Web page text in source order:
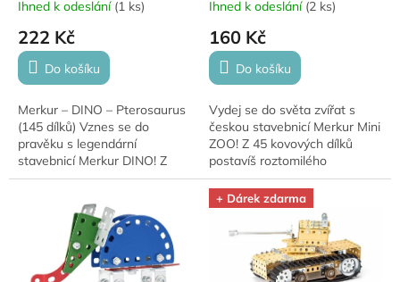
Ihned k odeslání (1 ks)
222 Kč
Do košíku
Merkur – DINO – Pterosaurus
(145 dílků) Vznes se do
pravěku s legendární
stavebnicí Merkur DINO! Z
145 kovových dílků postavíš
Ihned k odeslání (2 ks)
160 Kč
Do košíku
Vydej se do světa zvířat s
českou stavebnicí Merkur Mini
ZOO! Z 45 kovových dílků
postavíš roztomilého
velblouda, který rozvíjí
kreativitu, zručnost a
trpělivost. Vyrobeno...
+ Dárek zdarma